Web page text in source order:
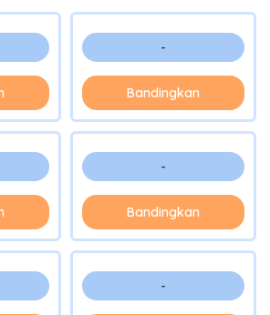
-
Bandingkan
-
Bandingkan
-